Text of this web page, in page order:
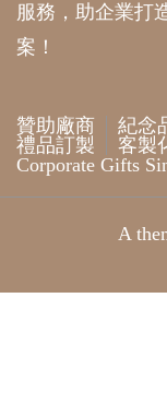
服務，助企業打
案！
贊助廠商 紀念
禮品訂製
客製
Corporate Gifts
A